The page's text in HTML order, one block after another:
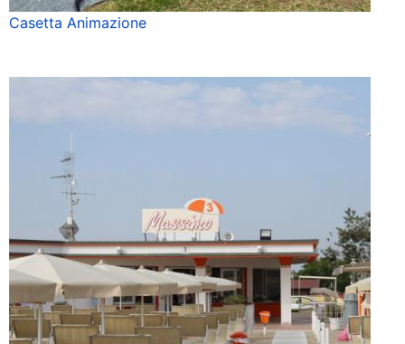
Casetta Animazione